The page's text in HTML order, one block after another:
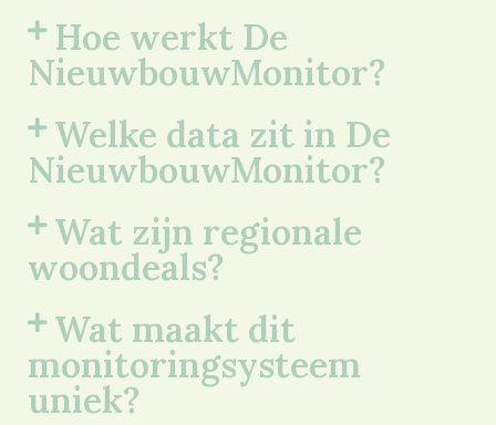
Hoe werkt De
NieuwbouwMonitor?
Welke data zit in De
NieuwbouwMonitor?
Wat zijn regionale
woondeals?
Wat maakt dit
monitoringsysteem
uniek?